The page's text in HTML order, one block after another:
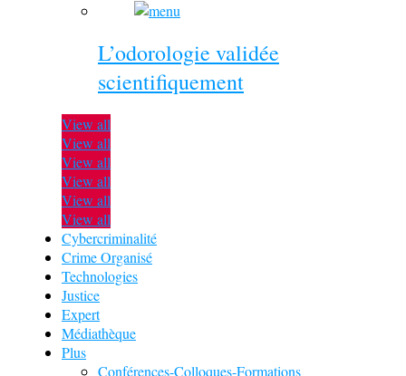
L’odorologie validée
scientifiquement
View all
View all
View all
View all
View all
View all
Cybercriminalité
Crime Organisé
Technologies
Justice
Expert
Médiathèque
Plus
Conférences-Colloques-Formations